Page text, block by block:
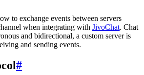
to exchange events between servers
when integrating with JivoChat. Chat
and bidirectional, a custom server is
and sending events.
#